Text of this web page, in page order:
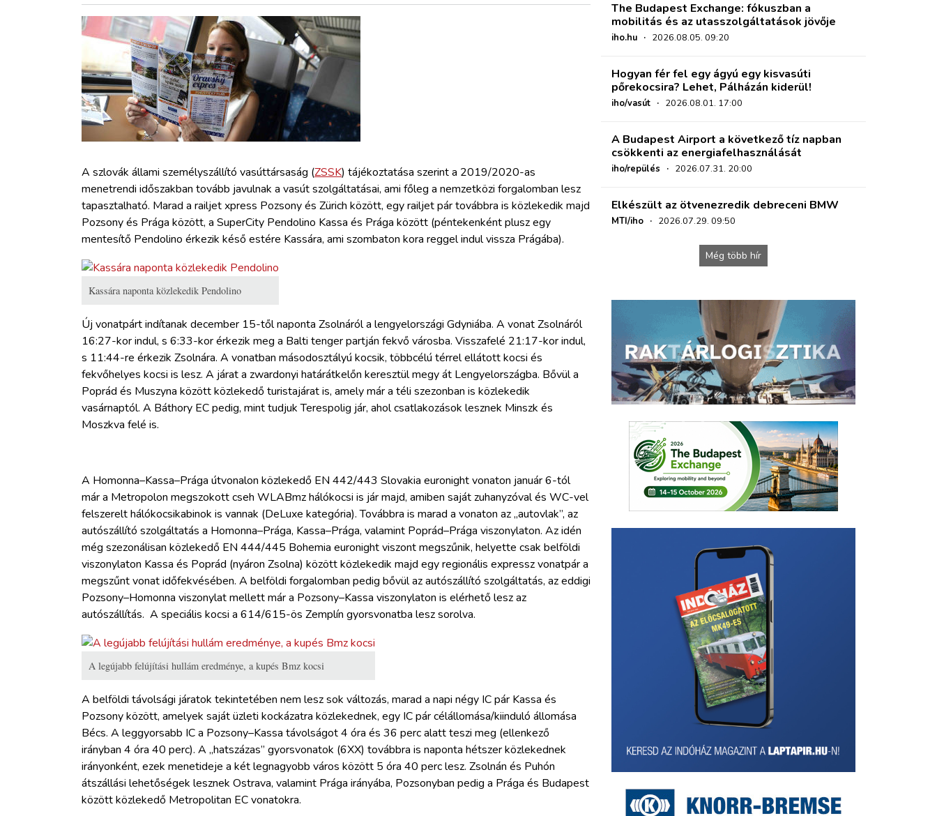
ARCHÍVUM
WEBSHOP
BELÉPÉS
A szlovák állami személyszállító vasúttársaság (ZSSK) tájékoztatása szerint a 2019/2020-as
menetrendi időszakban tovább javulnak a vasút szolgáltatásai, ami főleg a nemzetközi forgalomban lesz
tapasztalható. Marad a railjet xpress Pozsony és Zürich között, egy railjet pár továbbra is közlekedik majd
Pozsony és Prága között, a SuperCity Pendolino Kassa és Prága között (péntekenként plusz egy
mentesítő Pendolino érkezik késő estére Kassára, ami szombaton kora reggel indul vissza Prágába).
Kassára naponta közlekedik Pendolino
Új vonatpárt indítanak december 15-től naponta Zsolnáról a lengyelországi Gdyniába. A vonat Zsolnáról
16:27-kor indul, s 6:33-kor érkezik meg a Balti tenger partján fekvő városba. Visszafelé 21:17-kor indul,
s 11:44-re érkezik Zsolnára. A vonatban másodosztályú kocsik, többcélú térrel ellátott kocsi és
fekvőhelyes kocsi is lesz. A járat a zwardonyi határátkelőn keresztül megy át Lengyelországba. Bővül a
Poprád és Muszyna között közlekedő turistajárat is, amely már a téli szezonban is közlekedik
vasárnaptól. A Báthory EC pedig, mint tudjuk Terespolig jár, ahol csatlakozások lesznek Minszk és
Moszkva felé is.
A Homonna–Kassa–Prága útvonalon közlekedő EN 442/443 Slovakia euronight vonaton január 6-tól
már a Metropolon megszokott cseh WLABmz hálókocsi is jár majd, amiben saját zuhanyzóval és WC-vel
felszerelt hálókocsikabinok is vannak (DeLuxe kategória). Továbbra is marad a vonaton az „autovlak”, az
autószállító szolgáltatás a Homonna–Prága, Kassa–Prága, valamint Poprád–Prága viszonylaton. Az idén
még szezonálisan közlekedő EN 444/445 Bohemia euronight viszont megszűnik, helyette csak belföldi
viszonylaton Kassa és Poprád (nyáron Zsolna) között közlekedik majd egy regionális expressz vonatpár a
megszűnt vonat időfekvésében. A belföldi forgalomban pedig bővül az autószállító szolgáltatás, az eddigi
Pozsony–Homonna viszonylat mellett már a Pozsony–Kassa viszonylaton is elérhető lesz az
autószállítás. A speciális kocsi a 614/615-ös Zemplín gyorsvonatba lesz sorolva.
A legújabb felújítási hullám eredménye, a kupés Bmz kocsi
A belföldi távolsági járatok tekintetében nem lesz sok változás, marad a napi négy IC pár Kassa és
Pozsony között, amelyek saját üzleti kockázatra közlekednek, egy IC pár célállomása/kiinduló állomása
Bécs. A leggyorsabb IC a Pozsony–Kassa távolságot 4 óra és 36 perc alatt teszi meg (ellenkező
irányban 4 óra 40 perc). A „hatszázas” gyorsvonatok (6XX) továbbra is naponta hétszer közlekednek
irányonként, ezek menetideje a két legnagyobb város között 5 óra 40 perc lesz. Zsolnán és Puhón
átszállási lehetőségek lesznek Ostrava, valamint Prága irányába, Pozsonyban pedig a Prága és Budapest
között közlekedő Metropolitan EC vonatokra.
The Budapest Exchange: fókuszban a
mobilitás és az utasszolgáltatások jövője
iho.hu · 2026.08.05. 09:20
Hogyan fér fel egy ágyú egy kisvasúti
pőrekocsira? Lehet, Pálházán kiderül!
iho/vasút · 2026.08.01. 17:00
A Budapest Airport a következő tíz napban
csökkenti az energiafelhasználását
iho/repülés · 2026.07.31. 20:00
Elkészült az ötvenezredik debreceni BMW
MTI/iho · 2026.07.29. 09:50
Még több hír